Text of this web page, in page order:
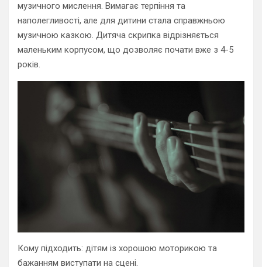
музичного мислення. Вимагає терпіння та
наполегливості, але для дитини стала справжньою
музичною казкою. Дитяча скрипка відрізняється
маленьким корпусом, що дозволяє почати вже з 4-5
років.
Кому підходить: дітям із хорошою моторикою та
бажанням виступати на сцені.